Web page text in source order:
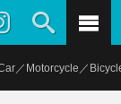
／Motorcycle／